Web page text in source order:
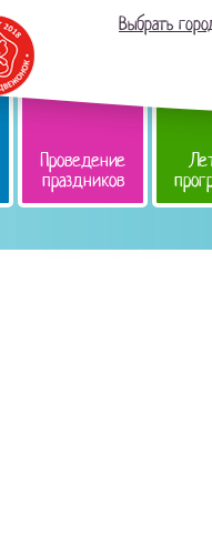
Выбрать
Проведение
праздников